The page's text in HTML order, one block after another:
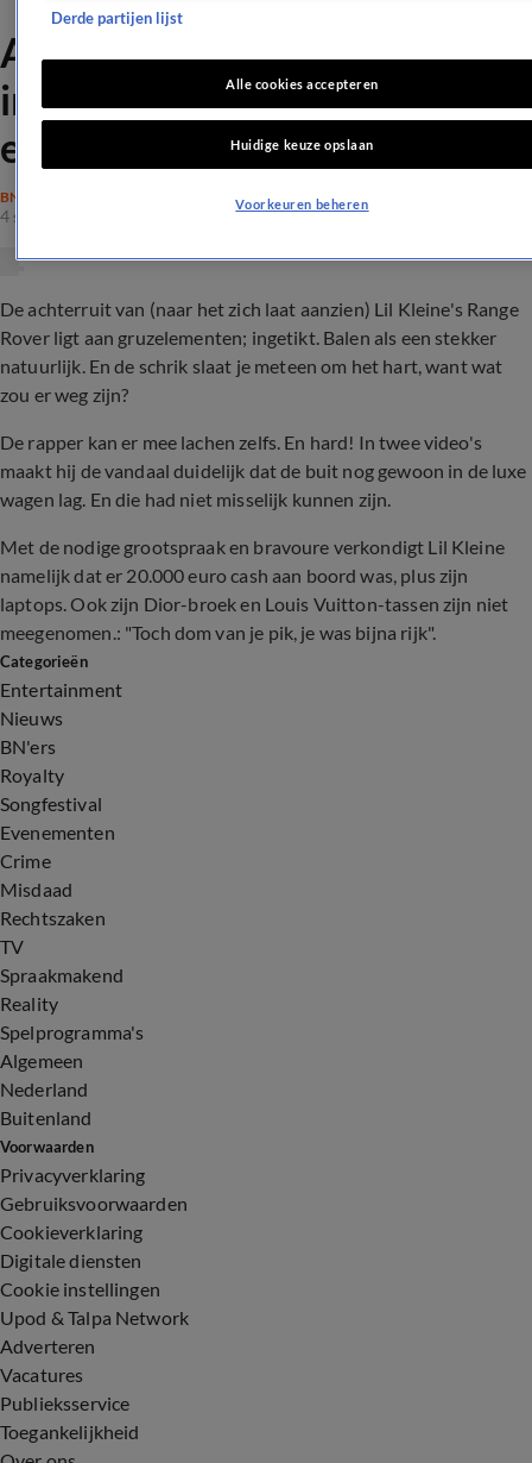
Achterruit auto Lil Kleine
ingetikt, buit van 20 ruggen
en meer achtergelaten
BN'ERS
4 sep 2017, 13:03
De achterruit van (naar het zich laat aanzien) Lil Kleine's Range
Rover ligt aan gruzelementen; ingetikt. Balen als een stekker
natuurlijk. En de schrik slaat je meteen om het hart, want wat
zou er weg zijn?
De rapper kan er mee lachen zelfs. En hard! In twee video's
maakt hij de vandaal duidelijk dat de buit nog gewoon in de luxe
wagen lag. En die had niet misselijk kunnen zijn.
Met de nodige grootspraak en bravoure verkondigt Lil Kleine
namelijk dat er 20.000 euro cash aan boord was, plus zijn
laptops. Ook zijn Dior-broek en Louis Vuitton-tassen zijn niet
meegenomen.: "Toch dom van je pik, je was bijna rijk".
Categorieën
Entertainment
Nieuws
BN'ers
Royalty
Songfestival
Evenementen
Crime
Misdaad
Rechtszaken
TV
Spraakmakend
Reality
Spelprogramma's
Algemeen
Nederland
Buitenland
Voorwaarden
Privacyverklaring
Gebruiksvoorwaarden
Cookieverklaring
Digitale diensten
Cookie instellingen
Upod & Talpa Network
Adverteren
Vacatures
Publieksservice
Toegankelijkheid
Derde partijen lijst
Alle cookies accepteren
Huidige keuze opslaan
Voorkeuren beheren